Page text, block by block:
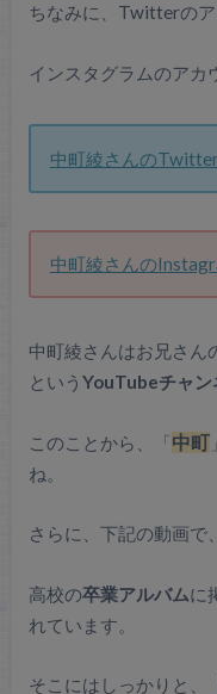
ちなみに、Twitterのア
インスタグラムのアカ
中町綾さんの
中町綾さんの
中町綾さんはお兄さん
という YouTubeチャン
このことから、「中町
ね。
さらに、下記の動画で、
高校の卒業アルバムに
れています。
そこにはしっかりと、